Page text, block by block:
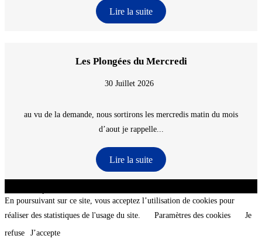
Lire la suite
Les Plongées du Mercredi
30 Juillet 2026
au vu de la demande, nous sortirons les mercredis matin du mois
d’aout je rappelle...
Lire la suite
En poursuivant sur ce site, vous acceptez l’utilisation de cookies pour
réaliser des statistiques de l'usage du site.
Paramètres des cookies
Je
refuse
J’accepte